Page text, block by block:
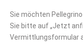
Sie möchten
Sie bitte auf „Jetzt
Vermittlungsformular